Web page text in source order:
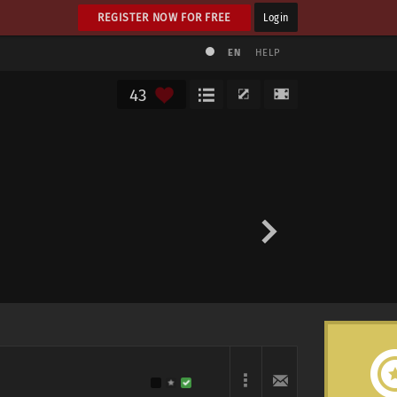
REGISTER NOW FOR FREE Login
EN HELP
43